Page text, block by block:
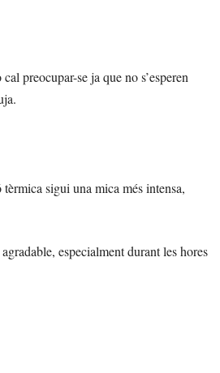
preocupar-se ja que no s’esperen
sigui una mica més intensa,
especialment durant les hores